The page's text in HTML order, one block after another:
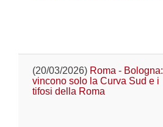
(20/03/2026) Roma - Bologna:
vincono solo la Curva Sud e i
tifosi della Roma